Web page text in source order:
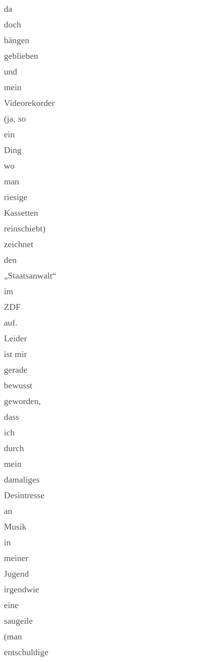
da
doch
hängen
geblieben
und
mein
Videorekorder
(ja, so
ein
Ding
wo
man
riesige
Kassetten
reinschiebt)
zeichnet
den
„Staatsanwalt“
im
ZDF
auf.
Leider
ist mir
gerade
bewusst
geworden,
dass
ich
durch
mein
damaliges
Desintresse
an
Musik
in
meiner
Jugend
irgendwie
eine
saugeile
(man
entschuldige